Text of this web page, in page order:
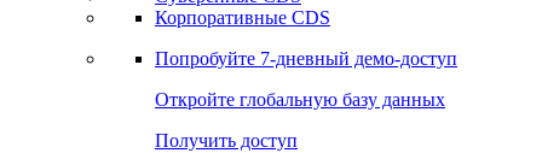
Корпоративные CDS
Попробуйте 7-дневный демо-доступ
Откройте глобальную базу данных
Получить доступ